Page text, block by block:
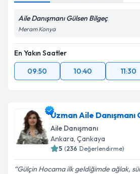
Aile Danışmanı Gülsen Bilgeç
Meram Konya
En Yakın Saatler
09:50
10:40 11:30
Uzman Aile Danışmanı
Aile Danışmanı
Ankara, Çankaya
5 (236 Değerlendirme)
Gülçin Hocama ilk geldiğimde ağlak,